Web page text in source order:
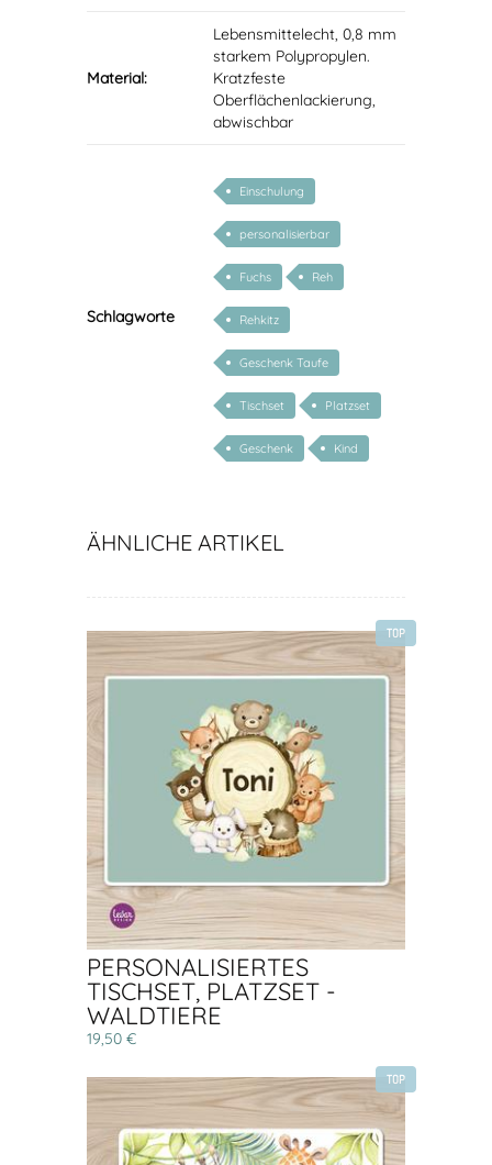
Material:
Lebensmittelecht, 0,8 mm
starkem Polypropylen.
Kratzfeste
Oberflächenlackierung,
abwischbar
Schlagworte
Einschulung
personalisierbar
Fuchs Reh
Rehkitz
Geschenk Taufe
Tischset Platzset
Geschenk Kind
ÄHNLICHE ARTIKEL
TOP
PERSONALISIERTES
TISCHSET, PLATZSET -
WALDTIERE
19,50 €
TOP